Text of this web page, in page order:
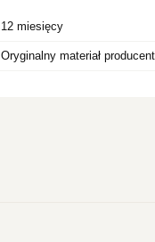
12 miesięcy
Oryginalny materiał